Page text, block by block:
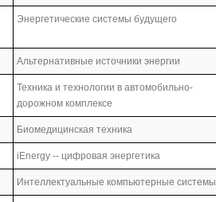
Энергетические системы будущего
Альтернативные источники энергии
Техника и технологии в автомобильно-
дорожном комплексе
Биомедицинская техника
iEnergy -- цифровая энергетика
Интеллектуальные компьютерные системы